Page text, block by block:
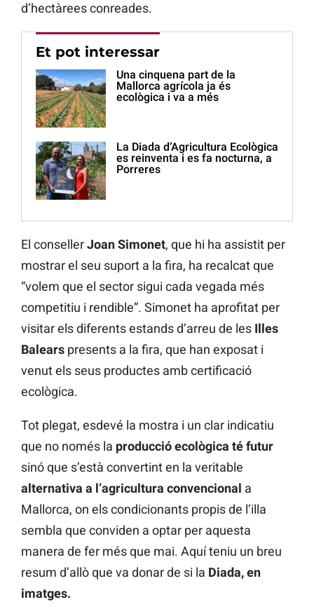
d’hectàrees conreades.
Et pot interessar
Una cinquena part de la
Mallorca agrícola ja és
ecològica i va a més
La Diada d’Agricultura Ecològica
es reinventa i es fa nocturna, a
Porreres
El consellerJoan Simonet, que hi ha assistit per
mostrar el seu suport a la fira, ha recalcat que
“volem que el sector sigui cada vegada més
competitiu i rendible”. Simonet ha aprofitat per
visitar els diferents estands d’arreu de les Illes
Balears presents a la fira, que han exposat i
venut els seus productes amb certificació
ecològica.
Tot plegat, esdevé la mostra i un clar indicatiu
que no només la producció ecològica té futur
sinó que s’està convertint en la veritable
alternativa a l’agricultura convencional a
Mallorca, on els condicionants propis de l’illa
sembla que conviden a optar per aquesta
manera de fer més que mai. Aquí teniu un breu
resum d’allò que va donar de si la Diada, en
imatges.